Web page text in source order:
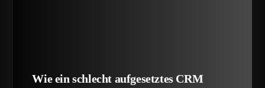
Wie ein schlecht aufgesetztes CRM